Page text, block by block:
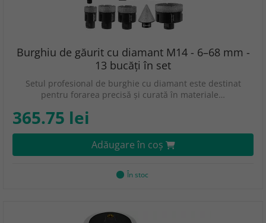
Burghiu de găurit cu diamant M14 - 6–68 mm -
13 bucăți în set
Setul profesional de burghie cu diamant este destinat
pentru forarea precisă și curată în materiale…
365.75 lei
Adăugare în coş
În stoc